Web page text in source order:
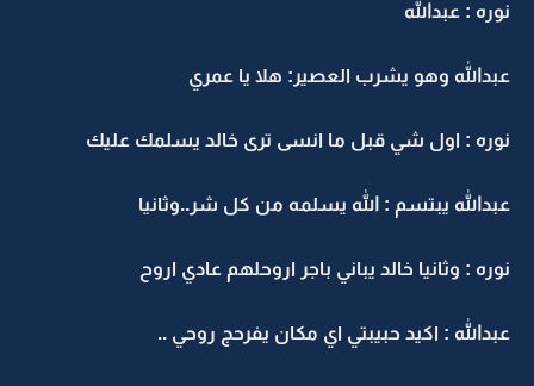
نوره : عبدالله
عبدالله وهو يشرب العصير: هلا يا عمري
نوره : اول شي قبل ما انسى ترى خالد يسلمك عليك
عبدالله يبتسم : الله يسلمه من كل شر..وثانيا
نوره : وثانيا خالد يباني باجر اروحلهم عادي اروح
عبدالله : اكيد حبيبتي اي مكان يفرحج روحي ..